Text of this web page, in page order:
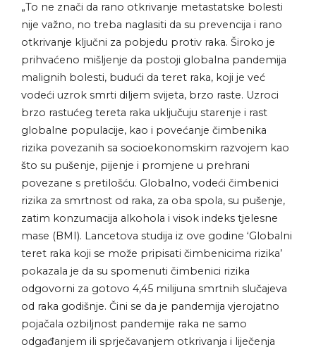
„To ne znači da rano otkrivanje metastatske bolesti
nije važno, no treba naglasiti da su prevencija i rano
otkrivanje ključni za pobjedu protiv raka. Široko je
prihvaćeno mišljenje da postoji globalna pandemija
malignih bolesti, budući da teret raka, koji je već
vodeći uzrok smrti diljem svijeta, brzo raste. Uzroci
brzo rastućeg tereta raka uključuju starenje i rast
globalne populacije, kao i povećanje čimbenika
rizika povezanih sa socioekonomskim razvojem kao
što su pušenje, pijenje i promjene u prehrani
povezane s pretilošću. Globalno, vodeći čimbenici
rizika za smrtnost od raka, za oba spola, su pušenje,
zatim konzumacija alkohola i visok indeks tjelesne
mase (BMI). Lancetova studija iz ove godine ‘Globalni
teret raka koji se može pripisati čimbenicima rizika’
pokazala je da su spomenuti čimbenici rizika
odgovorni za gotovo 4,45 milijuna smrtnih slučajeva
od raka godišnje. Čini se da je pandemija vjerojatno
pojačala ozbiljnost pandemije raka ne samo
odgađanjem ili sprječavanjem otkrivanja i liječenja